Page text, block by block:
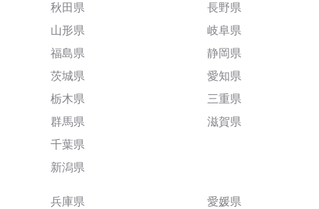
秋田県
山形県
福島県
茨城県
栃木県
群馬県
千葉県
新潟県
長野県
岐阜県
静岡県
愛知県
三重県
滋賀県
兵庫県
愛媛県